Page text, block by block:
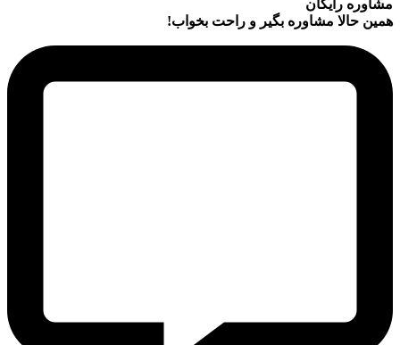
مشاوره رایگان
همین حالا مشاوره بگیر و راحت بخواب!